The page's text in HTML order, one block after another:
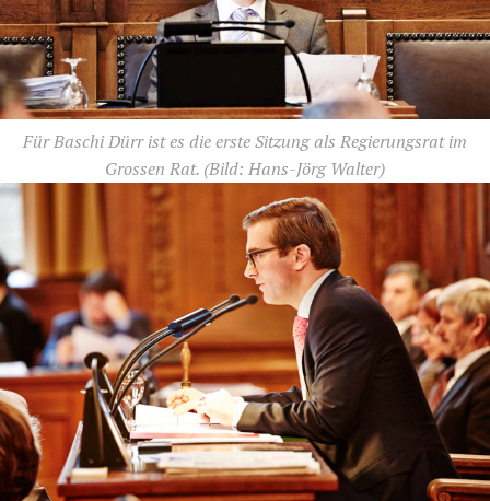
Für Baschi Dürr ist es die erste Sitzung als Regierungsrat im
Grossen Rat. (Bild: Hans-Jörg Walter)